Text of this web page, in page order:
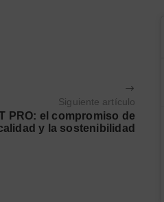
Siguiente artículo
PRO: el compromiso de
y la sostenibilidad